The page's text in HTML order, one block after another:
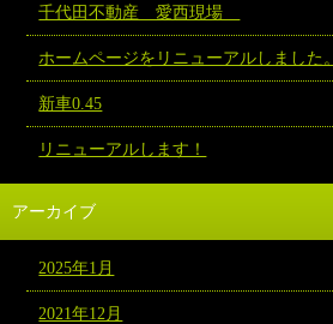
千代田不動産 愛西現場
ホームページをリニューアルしました。
新車0.45
リニューアルします！
アーカイブ
2025年1月
2021年12月